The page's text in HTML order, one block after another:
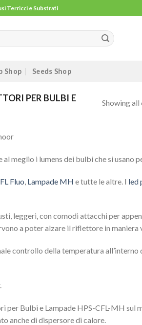
Terricci e Substrati
Shop Seeds Shop
PER BULBI E
Showing all
meglio i lumens dei bulbi che si usano
Fluo Lampade MH e tutte le altre. I led
leggeri, con comodi attacchi per
a poter alzare il riflettore in maniera
controllo della temperatura all’interno
per Bulbi e Lampade HPS-CFL-MH sul
anche di dispersore di calore.